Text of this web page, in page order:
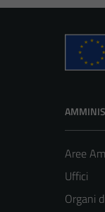
Aree
Uffici
Organi